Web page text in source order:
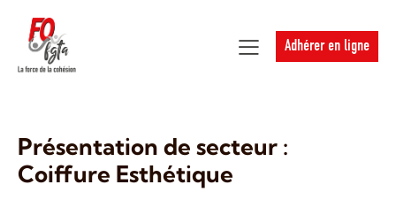
Adhérer en ligne
Présentation de secteur :
Coiffure Esthétique